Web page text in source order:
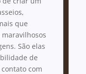
que
São elas
de
com